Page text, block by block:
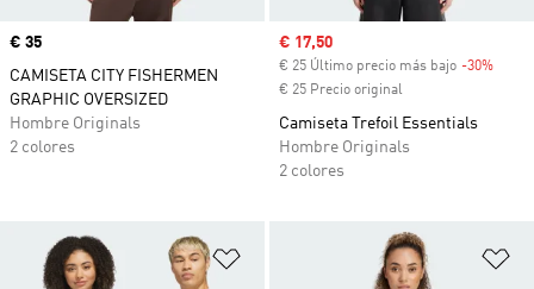
Precio
€ 35
CAMISETA CITY FISHERMEN
GRAPHIC OVERSIZED
Hombre Originals
2 colores
Precio de venta
€ 17,50
€ 25 Último precio más bajo -30%
€ 25 Precio original
Camiseta Trefoil Essentials
Hombre Originals
2 colores
Añadir a la lista de deseos